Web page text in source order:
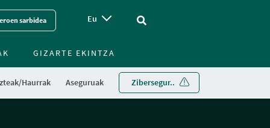
sarbidea Eu Vinculo - Buscar en la web
Haurrak Aseguruak Zibersegur..
GIZARTE EKINTZA